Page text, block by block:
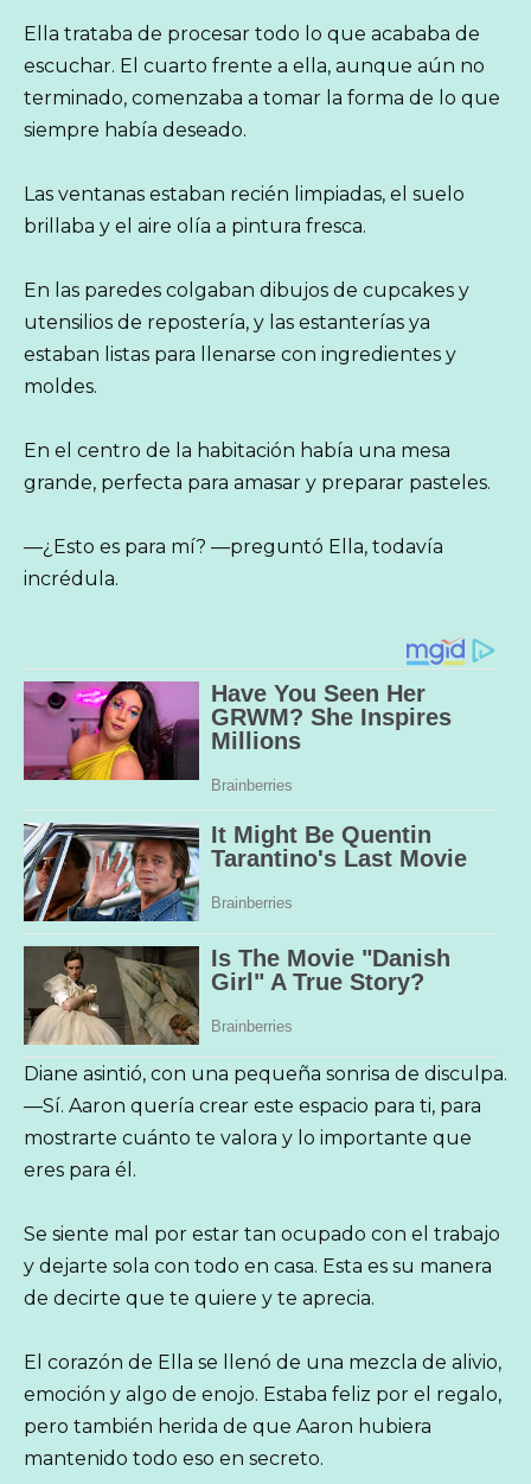
Ella trataba de procesar todo lo que acababa de
escuchar. El cuarto frente a ella, aunque aún no
terminado, comenzaba a tomar la forma de lo que
siempre había deseado.
Las ventanas estaban recién limpiadas, el suelo
brillaba y el aire olía a pintura fresca.
En las paredes colgaban dibujos de cupcakes y
utensilios de repostería, y las estanterías ya
estaban listas para llenarse con ingredientes y
moldes.
En el centro de la habitación había una mesa
grande, perfecta para amasar y preparar pasteles.
—¿Esto es para mí? —preguntó Ella, todavía
incrédula.
Diane asintió, con una pequeña sonrisa de disculpa.
—Sí. Aaron quería crear este espacio para ti, para
mostrarte cuánto te valora y lo importante que
eres para él.
Se siente mal por estar tan ocupado con el trabajo
y dejarte sola con todo en casa. Esta es su manera
de decirte que te quiere y te aprecia.
El corazón de Ella se llenó de una mezcla de alivio,
emoción y algo de enojo. Estaba feliz por el regalo,
pero también herida de que Aaron hubiera
mantenido todo eso en secreto.